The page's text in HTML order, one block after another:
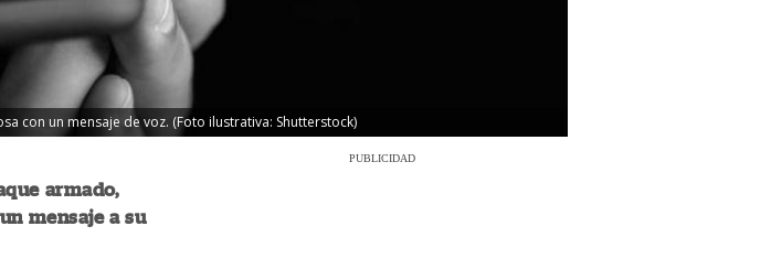
con un mensaje de voz. (Foto ilustrativa: Shutterstock)
armado,
mensaje a su
PUBLICIDAD